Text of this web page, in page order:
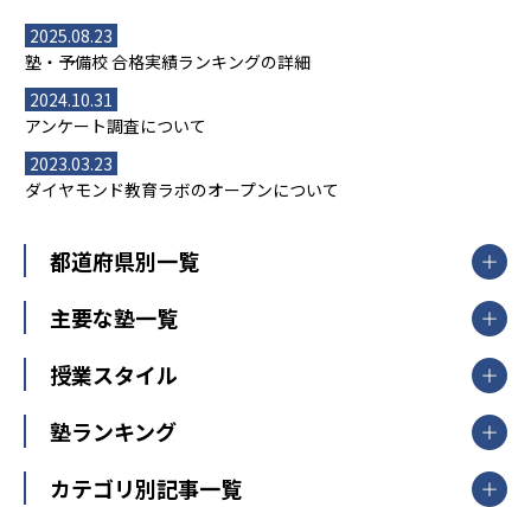
2025.08.23
塾・予備校 合格実績ランキングの詳細
2024.10.31
アンケート調査について
2023.03.23
ダイヤモンド教育ラボのオープンについて
都道府県別一覧
北海道・東北
山形県
福島県
関東
東京都
神奈川県
茨城県
栃木県
群馬県
主要な塾一覧
【掲載塾一覧を見る】
東京個別指導学院
明光義塾
授業スタイル
個別指導
オンライン指導
塾ランキング
中学受験ランキング
カテゴリ別記事一覧